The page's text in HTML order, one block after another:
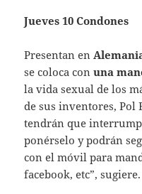
Jueves 10 Condones
Presentan en
se coloca conuna
la vida sexual de los
de sus inventores, Pol
tendrán que
ponérselo y podrán
con el móvil para
facebook, etc”, sugiere.